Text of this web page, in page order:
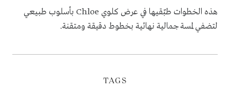
هذه الخطوات طبّقيها في عرض كلوي Chloe بأسلوب طبيعي
لتضفي لمسة جمالية نهائية بخطوط دقيقة ومتقنة.
TAGS